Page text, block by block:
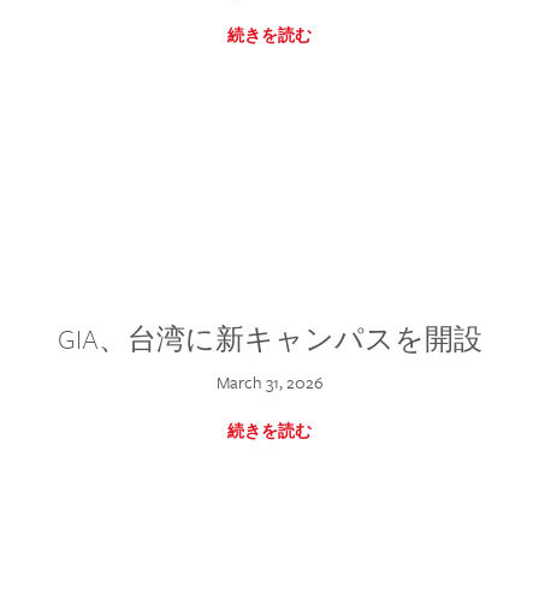
続きを読む
GIA、台湾に新キャンパスを開設
March 31, 2026
続きを読む